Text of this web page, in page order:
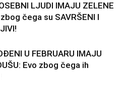
LJUDI IMAJU ZELENE
zbog čega su SAVRŠENI I
U FEBRUARU IMAJU
Evo zbog čega ih